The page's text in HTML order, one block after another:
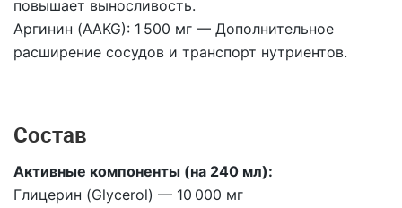
повышает выносливость.
Аргинин (AAKG): 1 500 мг — Дополнительное
расширение сосудов и транспорт нутриентов.
Состав
Активные компоненты (на 240 мл):
Глицерин (Glycerol) — 10 000 мг